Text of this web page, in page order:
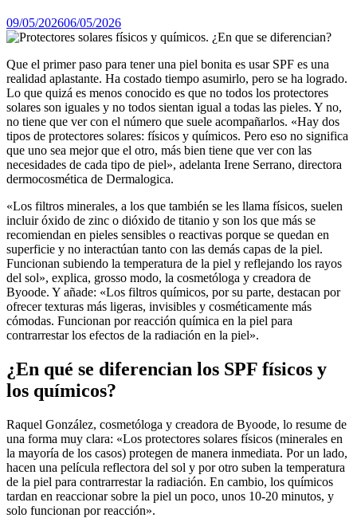
09/05/202606/05/2026
Que el primer paso para tener una piel bonita es usar SPF es una
realidad aplastante. Ha costado tiempo asumirlo, pero se ha logrado.
Lo que quizá es menos conocido es que no todos los protectores
solares son iguales y no todos sientan igual a todas las pieles. Y no,
no tiene que ver con el número que suele acompañarlos. «Hay dos
tipos de protectores solares: físicos y químicos. Pero eso no significa
que uno sea mejor que el otro, más bien tiene que ver con las
necesidades de cada tipo de piel», adelanta Irene Serrano, directora
dermocosmética de Dermalogica.
«Los filtros minerales, a los que también se les llama físicos, suelen
incluir óxido de zinc o dióxido de titanio y son los que más se
recomiendan en pieles sensibles o reactivas porque se quedan en
superficie y no interactúan tanto con las demás capas de la piel.
Funcionan subiendo la temperatura de la piel y reflejando los rayos
del sol», explica, grosso modo, la cosmetóloga y creadora de
Byoode. Y añade: «Los filtros químicos, por su parte, destacan por
ofrecer texturas más ligeras, invisibles y cosméticamente más
cómodas. Funcionan por reacción química en la piel para
contrarrestar los efectos de la radiación en la piel».
¿En qué se diferencian los SPF físicos y
los químicos?
Raquel González, cosmetóloga y creadora de Byoode, lo resume de
una forma muy clara: «Los protectores solares físicos (minerales en
la mayoría de los casos) protegen de manera inmediata. Por un lado,
hacen una película reflectora del sol y por otro suben la temperatura
de la piel para contrarrestar la radiación. En cambio, los químicos
tardan en reaccionar sobre la piel un poco, unos 10-20 minutos, y
solo funcionan por reacción».